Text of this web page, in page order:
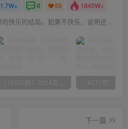
1.7W+ 0 55 1840W+
上天只会安排的快乐的结局。如果不快乐，说明还不是最后结局
（10150期）2024高考项目野路子玩法，无限裂变，最高一天1W＋！
下一篇